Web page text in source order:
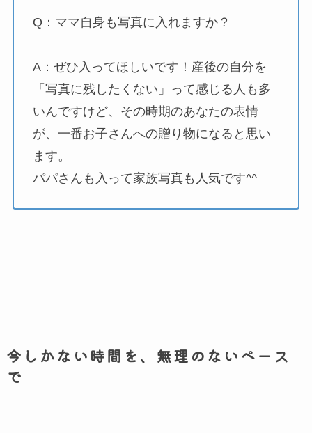
Q：ママ自身も写真に入れますか？
A：ぜひ入ってほしいです！産後の自分を
「写真に残したくない」って感じる人も多
いんですけど、その時期のあなたの表情
が、一番お子さんへの贈り物になると思い
ます。
パパさんも入って家族写真も人気です^^
今しかない時間を、無理のないペース
で